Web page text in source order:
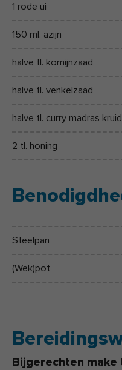
1 rode ui
150 ml. azijn
halve tl. komijnzaad
halve tl. venkelzaad
halve tl. curry madras
2 tl. honing
Steelpan
(Wek)pot
Bijgerechten